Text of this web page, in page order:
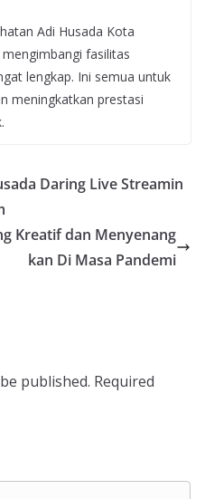
Adi Husada Kota
fasilitas
lengkap. Ini semua untuk
meningkatkan prestasi
Daring Live Streamin
Kreatif dan Menyenang
kan Di Masa Pandemi
published. Required